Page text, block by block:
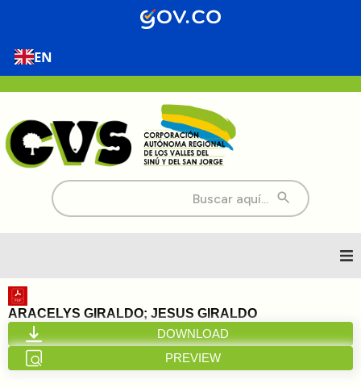
EN
Buscar:
Inicio
Nosotros
ARACELYS GIRALDO; JESUS GIRALDO
DOWNLOAD
PREVIEW